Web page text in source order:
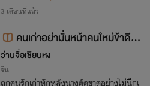
รองหัวใจดวงนั้น.. ผมก็ขอที่จะได้ครอบครอง
"อย่างอื่น" ของท่านแทนแคสเซียน คานิบา
ล.
3 เดือนที่แล้ว
คนเก่าอย่ามั่นหน้าคนใหม่ข้าดีที่สุ
ด
ว่านจื่อเชียนหง
จีน
ถูกคนรักเก่าหักหลังนางตัดขาดอย่างไม่นึกเ